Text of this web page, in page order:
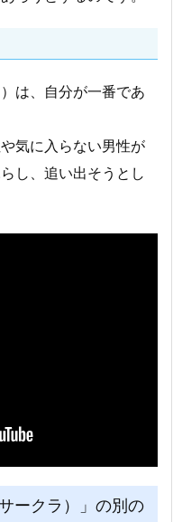
は、自分が一番であ
気に入らない男性が
し、追い出そうとし
ークラ）」の別の